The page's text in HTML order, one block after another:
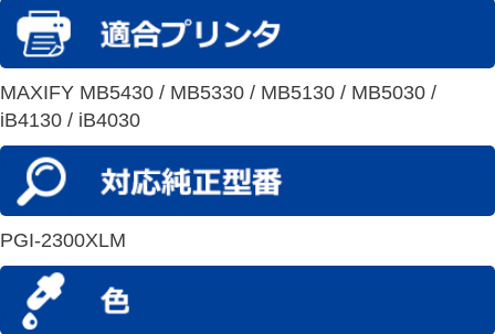
MAXIFY MB5430 / MB5330 / MB5130 / MB5030 /
iB4130 / iB4030
PGI-2300XLM